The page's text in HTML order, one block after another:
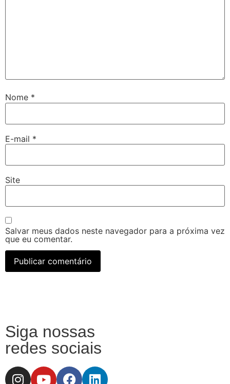
Nome *
E-mail *
Site
Salvar meus dados neste navegador para a próxima vez
que eu comentar.
Siga nossas
redes sociais